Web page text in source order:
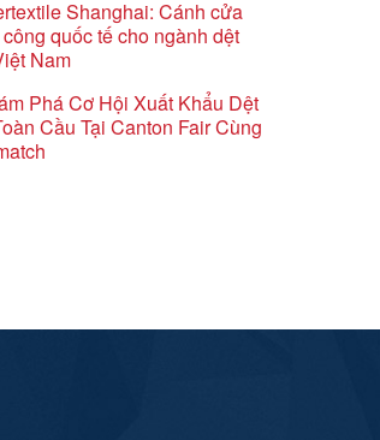
Shanghai: Cánh cửa
quốc tế cho ngành dệt
Nam
Phá Cơ Hội Xuất Khẩu Dệt
Cầu Tại Canton Fair Cùng